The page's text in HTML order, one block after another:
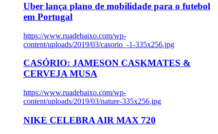
Uber lança plano de mobilidade para o futebol
em Portugal
https://www.ruadebaixo.com/wp-
content/uploads/2019/03/casorio_-1-335x256.jpg
CASÓRIO: JAMESON CASKMATES &
CERVEJA MUSA
https://www.ruadebaixo.com/wp-
content/uploads/2019/03/nature-335x256.jpg
NIKE CELEBRA AIR MAX 720